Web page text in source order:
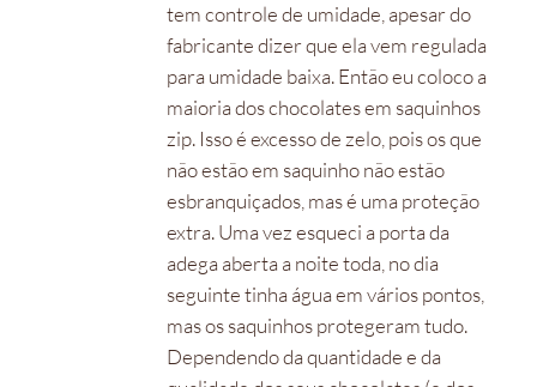
tem controle de umidade, apesar do
fabricante dizer que ela vem regulada
para umidade baixa. Então eu coloco a
maioria dos chocolates em saquinhos
zip. Isso é excesso de zelo, pois os que
não estão em saquinho não estão
esbranquiçados, mas é uma proteção
extra. Uma vez esqueci a porta da
adega aberta a noite toda, no dia
seguinte tinha água em vários pontos,
mas os saquinhos protegeram tudo.
Dependendo da quantidade e da